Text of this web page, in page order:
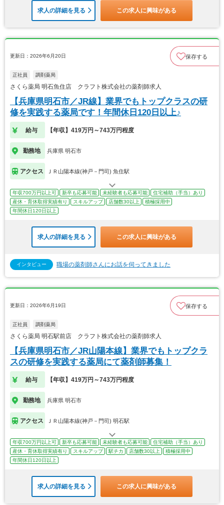
求人の詳細を見る この求人に興味がある
更新日：2026年6月20日 保存する
正社員 調剤薬局
さくら薬局 明石魚住店 クラフト株式会社の薬剤師求人
【兵庫県明石市／JR線】業界でもトップクラスの研
修を実践する薬局です！年間休日120日以上♪
給与 【年収】419万円～743万円程度
勤務地 兵庫県 明石市
アクセス ＪＲ山陽本線(神戸－門司) 魚住駅
年収700万円以上可 新卒も応募可能 未経験者も応募可能
住宅補助（手当）あり
産休・育休取得実績有り
スキルアップ 店舗数30以上
積極採用中
年間休日120日以上
求人の詳細を見る この求人に興味がある
インタビュー 職場の薬剤師さんにお話を伺ってきました
更新日：2026年6月19日 保存する
正社員 調剤薬局
さくら薬局 明石駅前店 クラフト株式会社の薬剤師求人
【兵庫県明石市／JR山陽本線】業界でもトップクラ
スの研修を実践する薬局にて薬剤師募集！
給与 【年収】419万円～743万円程度
勤務地 兵庫県 明石市
アクセス ＪＲ山陽本線(神戸－門司) 明石駅
年収700万円以上可 新卒も応募可能 未経験者も応募可能
住宅補助（手当）あり
産休・育休取得実績有り
スキルアップ 駅チカ 店舗数30以上
積極採用中
年間休日120日以上
求人の詳細を見る この求人に興味がある